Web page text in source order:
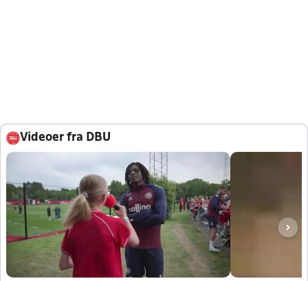
Videoer fra DBU